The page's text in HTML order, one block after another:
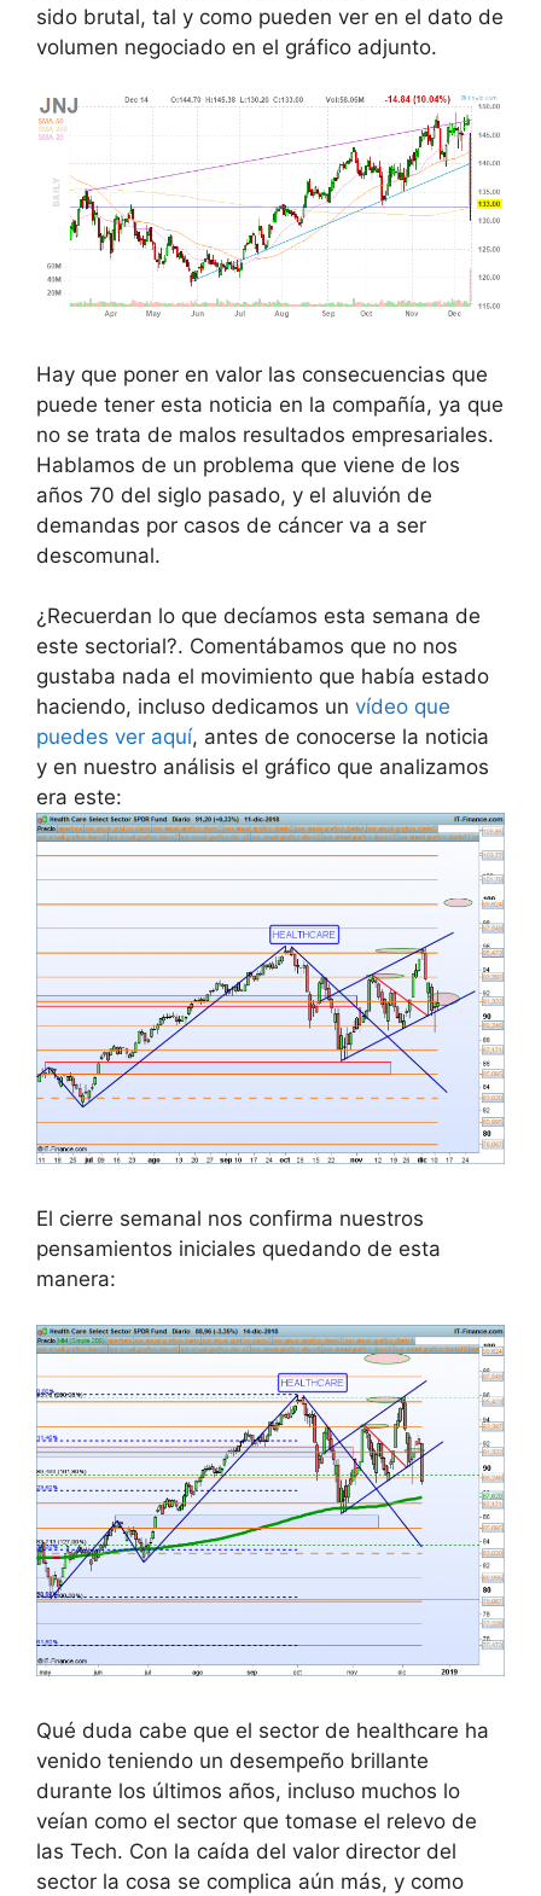
sido brutal, tal y como pueden ver en el dato de
volumen negociado en el gráfico adjunto.
Hay que poner en valor las consecuencias que
puede tener esta noticia en la compañía, ya que
no se trata de malos resultados empresariales.
Hablamos de un problema que viene de los
años 70 del siglo pasado, y el aluvión de
demandas por casos de cáncer va a ser
descomunal.
¿Recuerdan lo que decíamos esta semana de
este sectorial?. Comentábamos que no nos
gustaba nada el movimiento que había estado
haciendo, incluso dedicamos un vídeo que
puedes ver aquí, antes de conocerse la noticia
y en nuestro análisis el gráfico que analizamos
era este:
El cierre semanal nos confirma nuestros
pensamientos iniciales quedando de esta
manera:
Qué duda cabe que el sector de healthcare ha
venido teniendo un desempeño brillante
durante los últimos años, incluso muchos lo
veían como el sector que tomase el relevo de
las Tech. Con la caída del valor director del
sector la cosa se complica aún más, y como